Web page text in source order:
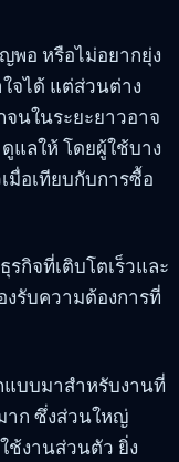
พอ หรือไม่อยากยุ่ง
ใจได้ แต่ส่วนต่าง
นในระยะยาวอาจ
แลให้ โดยผู้ใช้บาง
มื่อเทียบกับการซื้อ
กิจที่เติบโตเร็วและ
งรับความต้องการที่
แบบมาสำหรับงานที่
าก ซึ่งส่วนใหญ่
ช้งานส่วนตัว ยิ่ง